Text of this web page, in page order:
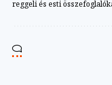
reggeli és esti